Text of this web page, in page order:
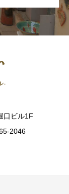
口ビル1F
2046